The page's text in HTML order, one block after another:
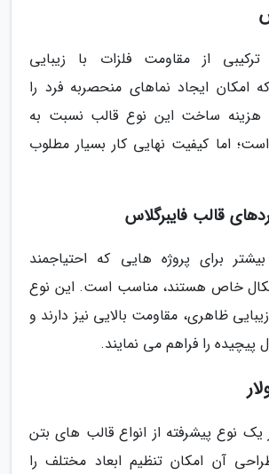
ترکیبی از مقاومت فلزات با زیبایی
امکان ایجاد نماهای منحصربه فرد را
هزینه ساخت این نوع قالب نسبت به
است؛ اما کیفیت نهایی کار بسیار مطلوب
قالب فایبرگلاس
برای پروژه هایی که احتیاجمند
خاص هستند، مناسب است. این نوع
ظاهری، مقاومت بالایی نیز دارند و
پیچیده را فراهم می نمایند.
یک نوع پیشرفته از انواع قالب های بتن
آن امکان تنظیم ابعاد مختلف را